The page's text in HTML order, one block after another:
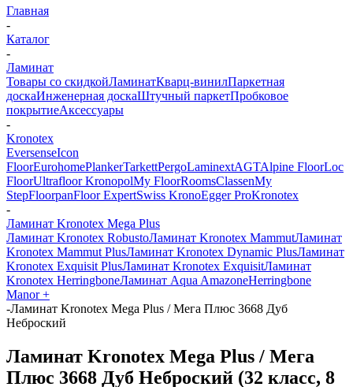
Главная
-
Каталог
-
Ламинат
Товары со скидкойЛаминатКварц-винилПаркетная
доскаИнженерная доскаШтучный паркетПробковое
покрытиеАксессуары
-
Kronotex
EversenseIcon
FloorEurohomePlankerTarkettPergoLaminextAGTAlpine FloorLoc
FloorUltrafloorKronopolMy FloorRoomsClassenMy
StepFloorpanFloor ExpertSwiss KronoEgger ProKronotex
-
Ламинат Kronotex Mega Plus
Ламинат Kronotex RobustoЛаминат Kronotex MammutЛаминат
Kronotex Mammut PlusЛаминат Kronotex Dynamic PlusЛаминат
Kronotex Exquisit PlusЛаминат Kronotex ExquisitЛаминат
Kronotex HerringboneЛаминат Aqua AmazoneHerringbone
Manor +
-Ламинат Kronotex Mega Plus / Мега Плюс 3668 Дуб
Неброский
Ламинат Kronotex Mega Plus / Мега
Плюс 3668 Дуб Неброский (32 класс, 8